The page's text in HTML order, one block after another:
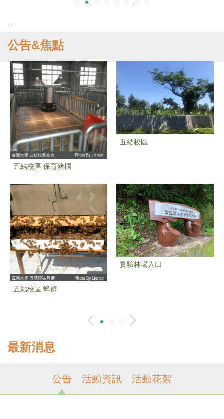
:::
公告&焦點
五結校區 保育豬欄
五結校區
五結校區 蜂群
實驗林場入口
最新消息
公告 活動資訊 活動花絮